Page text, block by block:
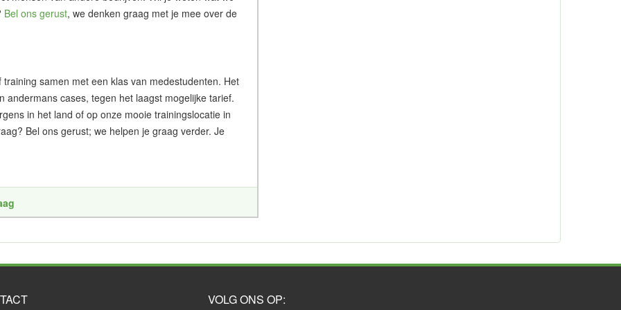
Bel ons gerust, we denken graag met je mee over de
samen met een klas van medestudenten. Het
cases, tegen het laagst mogelijke tarief.
in het land of op onze mooie trainingslocatie in
Bel ons gerust; we helpen je graag verder. Je
VOLG ONS OP: